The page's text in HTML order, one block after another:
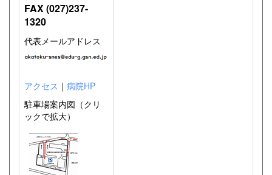
FAX (027)237-
1320
代表メールアドレス
アクセス ｜ 病院HP
駐車場案内図（クリ
ックで拡大）